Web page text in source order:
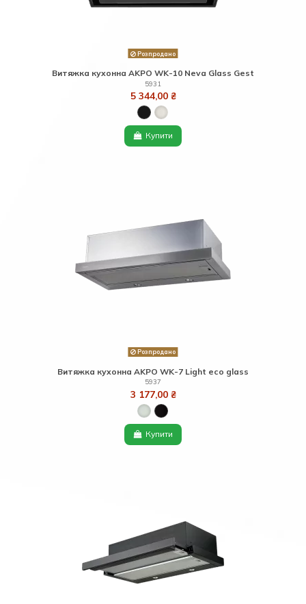
Розпродано
Витяжка кухонна AKPO WK-10 Neva Glass Gest
5931
5 344,00 ₴
Купити
Розпродано
Витяжка кухонна AKPO WK-7 Light eco glass
5937
3 177,00 ₴
Купити